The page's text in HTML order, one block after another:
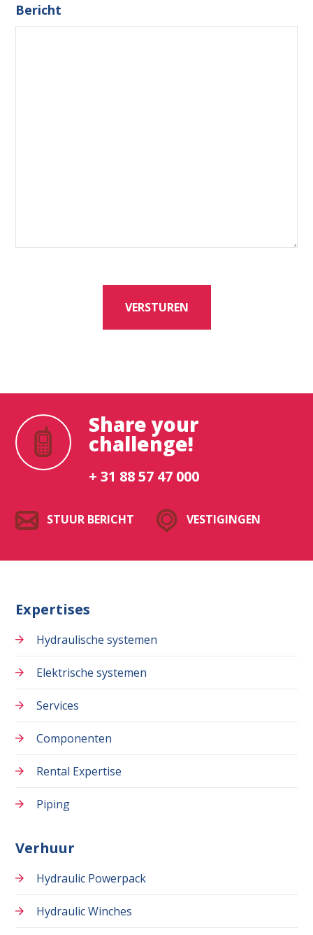
Bericht
VERSTUREN
Share your
challenge!
+ 31 88 57 47 000
STUUR BERICHT VESTIGINGEN
Expertises
Hydraulische systemen
Elektrische systemen
Services
Componenten
Rental Expertise
Piping
Verhuur
Hydraulic Powerpack
Hydraulic Winches